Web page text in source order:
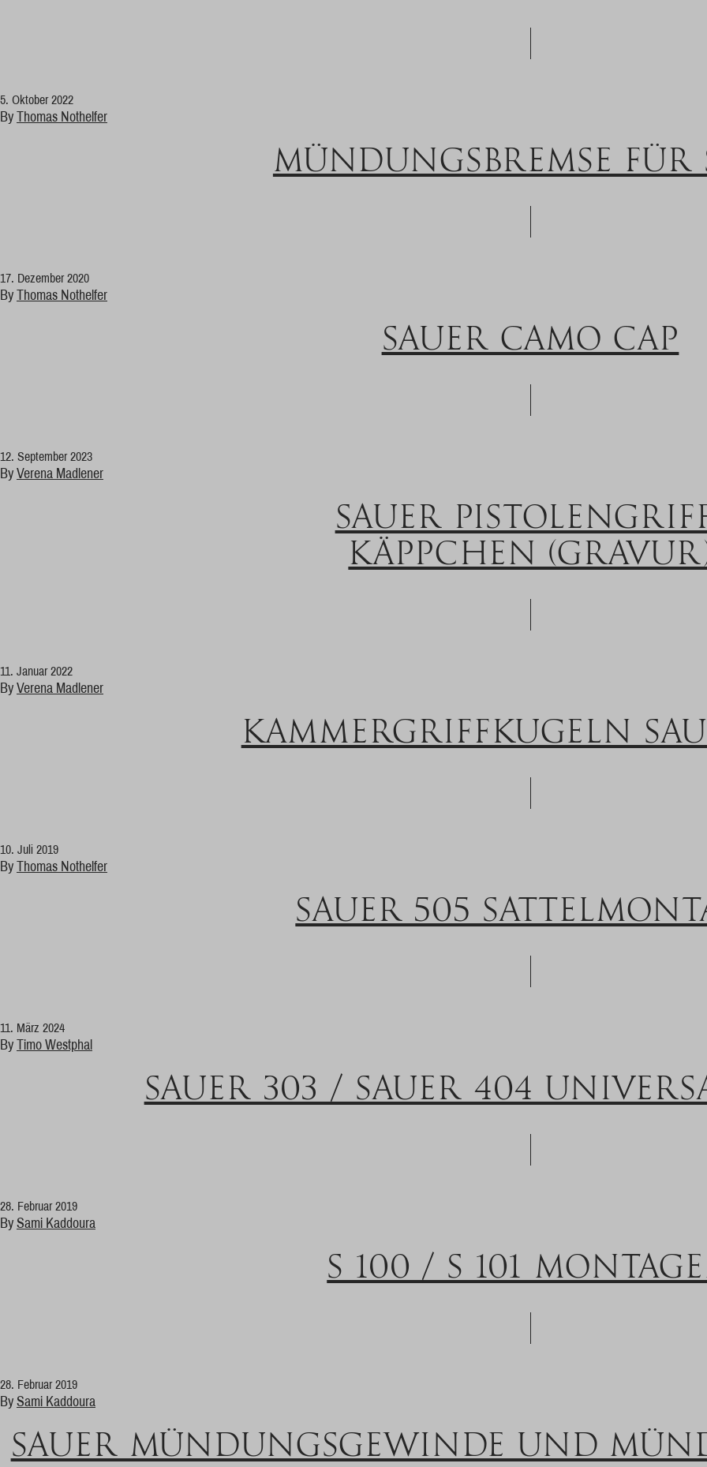
5. Oktober 2022
By Thomas Nothelfer
MÜNDUNGSBREMSE FÜR
17. Dezember 2020
By Thomas Nothelfer
SAUER CAMO CAP
12. September 2023
By Verena Madlener
SAUER
KÄPPCHEN
11. Januar 2022
By Verena Madlener
KAMMERGRIFFKUGELN
10. Juli 2019
By Thomas Nothelfer
SAUER 505
11. März 2024
By Timo Westphal
SAUER 303 / SAUER 404
28. Februar 2019
By Sami Kaddoura
S 100 / S 101
28. Februar 2019
By Sami Kaddoura
SAUER MÜNDUNGS­GEWINDE UND